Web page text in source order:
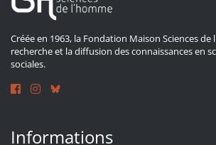
Créée en 1963, la Fondation Maison Sciences
recherche et la diffusion des connaissances en
sociales.
Informations